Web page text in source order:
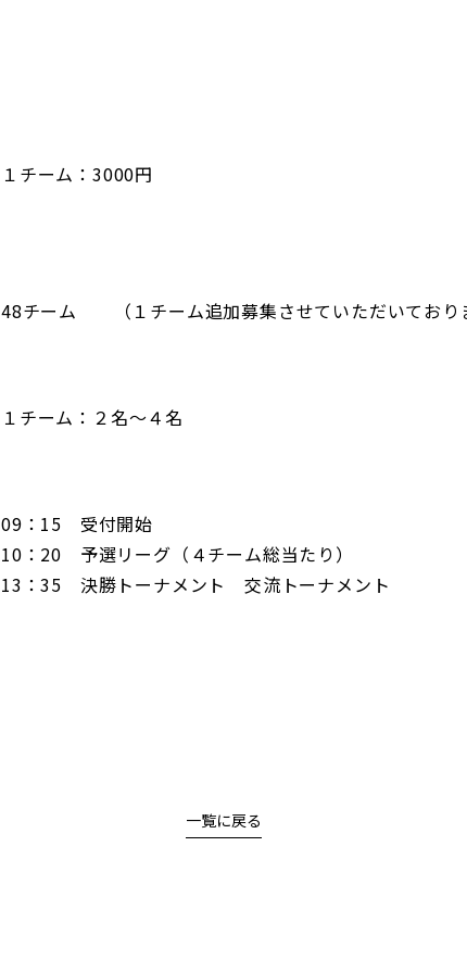
１チーム：3000円
48チーム （１チーム追加募集させていただいてお
１チーム：２名～４名
09：15 受付開始
10：20 予選リーグ（４チーム総当たり）
13：35 決勝トーナメント 交流トーナメント
一覧に戻る